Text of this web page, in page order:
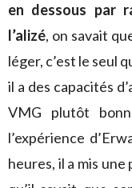
en dessous par
l’alizé, on savait
léger, c’est le seul
il a des capacités
VMG plutôt
l’expérience
heures, il a mis